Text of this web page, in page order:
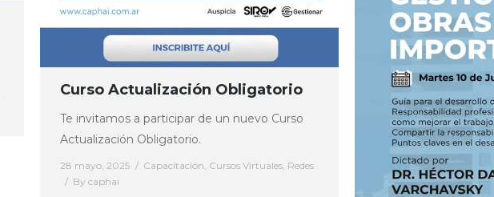
Curso Actualización Obligatorio
Te invitamos a participar de un nuevo Curso
Actualización Obligatorio.
28 mayo, 2025 Capacitación, Cursos Virtuales, Redes
By caphai